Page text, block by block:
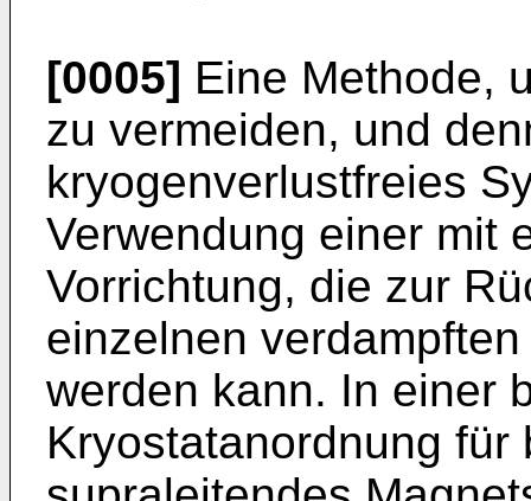
[0005] Eine Methode,
zu vermeiden, und
kryogenverlustfreies
Verwendung einer mit
Vorrichtung, die zur
einzelnen
werden kann. In einer
Kryostatanordnung